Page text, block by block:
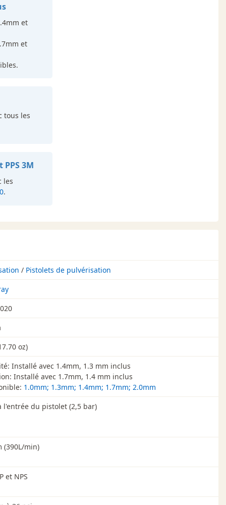
et
et
tous les
3M
les
.
/ Pistolets de pulvérisation
oz)
Installé avec 1.4mm, 1.3 mm inclus
Installé avec 1.7mm, 1.4 mm inclus
1.0mm; 1.3mm; 1.4mm; 1.7mm; 2.0mm
l'entrée du pistolet (2,5 bar)
(390L/min)
et NPS